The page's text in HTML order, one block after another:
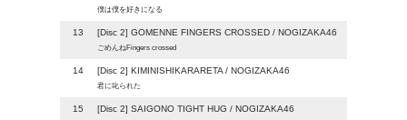
僕は僕を好きになる
13 [Disc 2] GOMENNE FINGERS CROSSED / NOGIZAKA46
ごめんねFingers crossed
14 [Disc 2] KIMINISHIKARARETA / NOGIZAKA46
君に叱られた
15 [Disc 2] SAIGONO TIGHT HUG / NOGIZAKA46